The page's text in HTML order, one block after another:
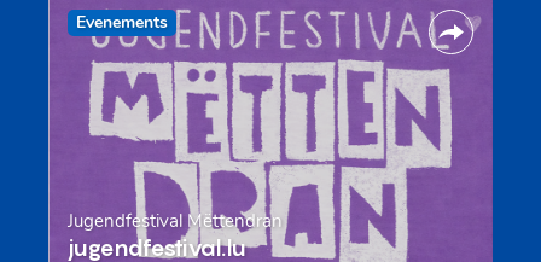
Evenements
Jugendfestival Mëttendran
jugendfestival.lu